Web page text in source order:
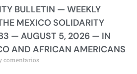
BULLETIN — WEEKLY
MEXICO SOLIDARITY
— AUGUST 5, 2026 — IN
AND AFRICAN AMERICANS
comentarios